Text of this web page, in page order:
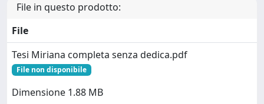
File in questo prodotto:
File
Tesi Miriana completa senza dedica.pdf
File non disponibile
Dimensione 1.88 MB